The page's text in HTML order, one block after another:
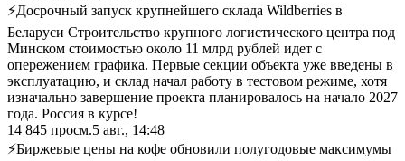
⚡Досрочный запуск крупнейшего склада Wildberries в
Беларуси Строительство крупного логистического центра под
Минском стоимостью около 11 млрд рублей идет с
опережением графика. Первые секции объекта уже введены в
эксплуатацию, и склад начал работу в тестовом режиме, хотя
изначально завершение проекта планировалось на начало 2027
года. Россия в курсе!
14 845 просм.5 авг., 14:48
⚡Биржевые цены на кофе обновили полугодовые максимумы